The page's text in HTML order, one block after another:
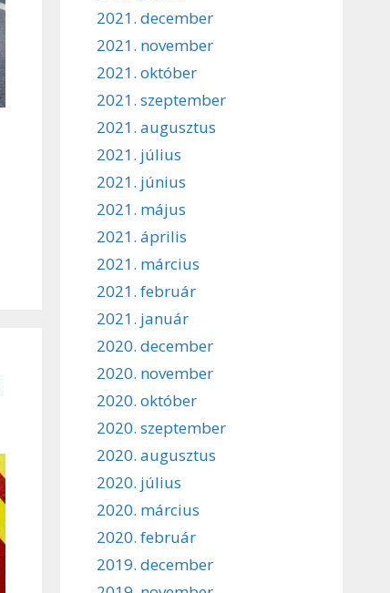
2021. december
2021. november
2021. október
2021. szeptember
2021. augusztus
2021. július
2021. június
2021. május
2021. április
2021. március
2021. február
2021. január
2020. december
2020. november
2020. október
2020. szeptember
2020. augusztus
2020. július
2020. március
2020. február
2019. december